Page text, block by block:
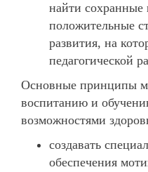
найти
положительные
развития, на
педагогической
Основные принципы
воспитанию и
возможностями
создавать
обеспечения